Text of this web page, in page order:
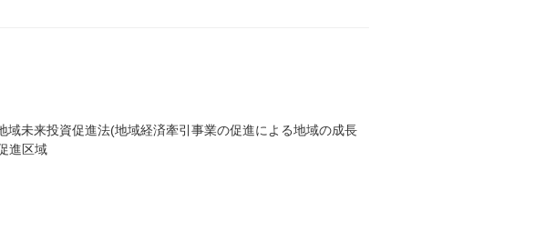
未来投資促進法(地域経済牽引事業の促進による地域の成長
進区域